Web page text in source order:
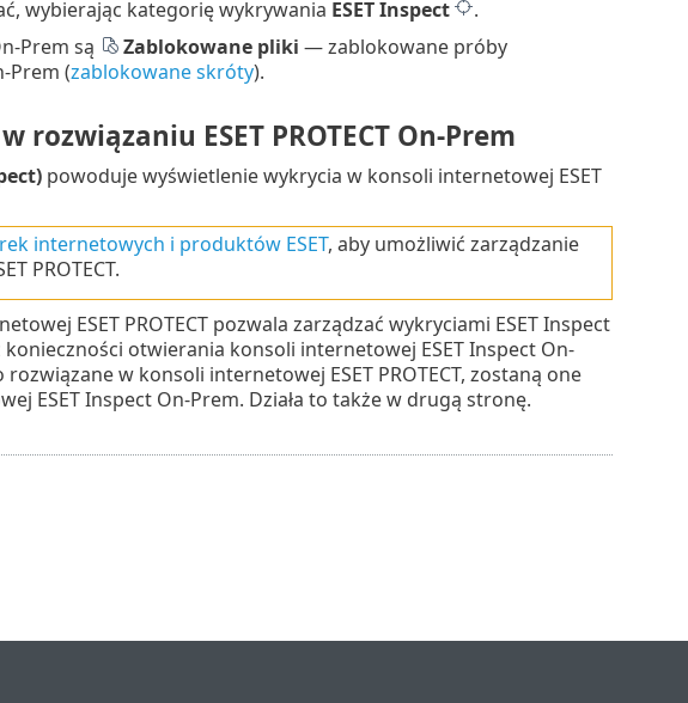
wybierając kategorię wykrywania ESET Inspect
.
Prem są
Zablokowane pliki — zablokowane próby
Prem (zablokowane skróty).
ESET PROTECT On-Prem
powoduje wyświetlenie wykrycia w konsoli internetowej ESET
internetowych i produktów ESET, aby umożliwić zarządzanie
PROTECT.
ESET PROTECT pozwala zarządzać wykryciami ESET Inspect
otwierania konsoli internetowej ESET Inspect On-
w konsoli internetowej ESET PROTECT, zostaną one
ESET Inspect On-Prem. Działa to także w drugą stronę.